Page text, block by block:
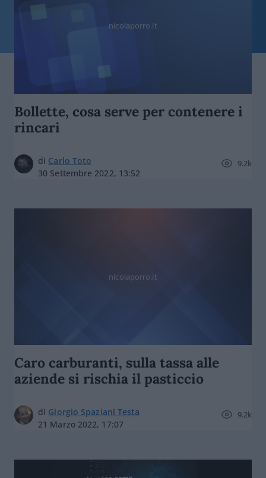
nicolaporro.it
Bollette, cosa serve per contenere i
rincari
di Carlo Toto
30 Settembre 2022, 13:52
9.2k
nicolaporro.it
Caro carburanti, sulla tassa alle
aziende si rischia il pasticcio
di Giorgio Spaziani Testa
21 Marzo 2022, 17:07
9.2k